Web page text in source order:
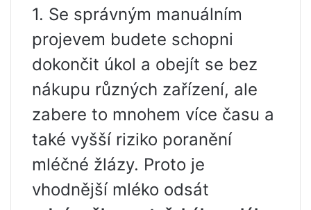
1. Se správným manuálním
projevem budete schopni
dokončit úkol a obejít se bez
nákupu různých zařízení, ale
zabere to mnohem více času a
také vyšší riziko poranění
mléčné žlázy. Proto je
vhodnější mléko odsát